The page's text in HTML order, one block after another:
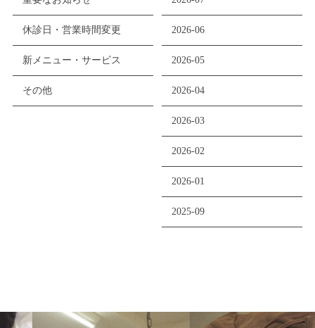
休診日・営業時間変更
新メニュー・サービス
その他
2026-06
2026-05
2026-04
2026-03
2026-02
2026-01
2025-09